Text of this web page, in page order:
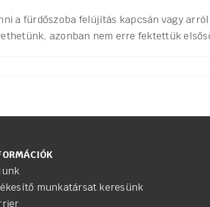
a fürdőszoba felújítás kapcsán vagy
azonban nem erre fektettük
munkatársat keresünk